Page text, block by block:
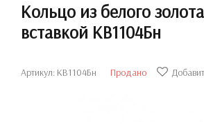
Кольцо из белого
вставкой КВ1104Бн
Артикул: КВ1104Бн Продано